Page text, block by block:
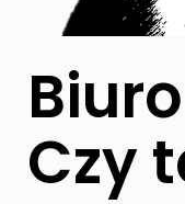
Czy